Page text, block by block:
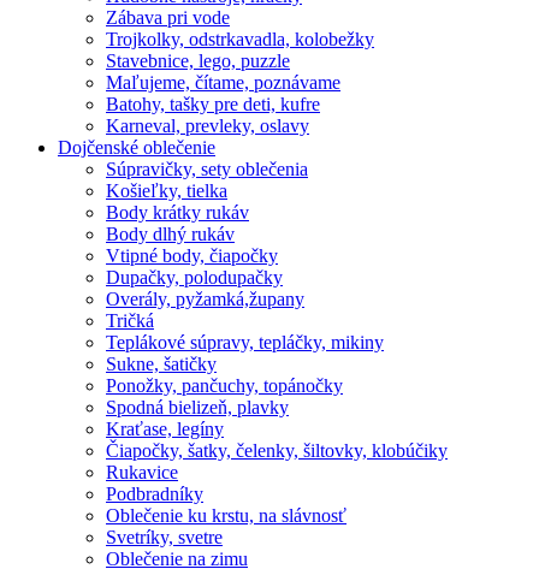
Zábava pri vode
Trojkolky, odstrkavadla, kolobežky
Stavebnice, lego, puzzle
Maľujeme, čítame, poznávame
Batohy, tašky pre deti, kufre
Karneval, prevleky, oslavy
Dojčenské oblečenie
Súpravičky, sety oblečenia
Košieľky, tielka
Body krátky rukáv
Body dlhý rukáv
Vtipné body, čiapočky
Dupačky, polodupačky
Overály, pyžamká,župany
Tričká
Teplákové súpravy, tepláčky, mikiny
Sukne, šatičky
Ponožky, pančuchy, topánočky
Spodná bielizeň, plavky
Kraťase, legíny
Čiapočky, šatky, čelenky, šiltovky, klobúčiky
Rukavice
Podbradníky
Oblečenie ku krstu, na slávnosť
Svetríky, svetre
Oblečenie na zimu